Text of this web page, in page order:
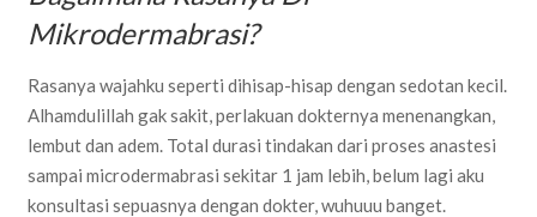
Mikrodermabrasi?
Rasanya wajahku seperti dihisap-hisap dengan sedotan kecil.
Alhamdulillah gak sakit, perlakuan dokternya menenangkan,
lembut dan adem. Total durasi tindakan dari proses anastesi
sampai microdermabrasi sekitar 1 jam lebih, belum lagi aku
konsultasi sepuasnya dengan dokter, wuhuuu banget.